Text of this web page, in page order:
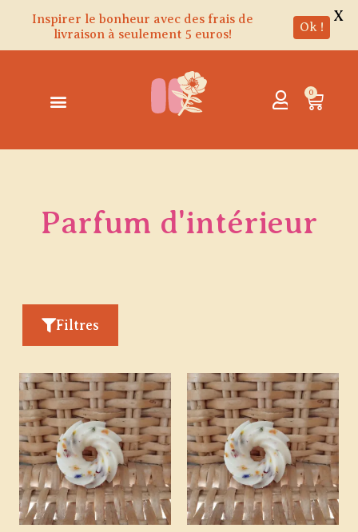
0
Parfum d'intérieur
Filtres
Inspirer le bonheur avec des frais de
livraison à seulement 5 euros!
Ok !
X